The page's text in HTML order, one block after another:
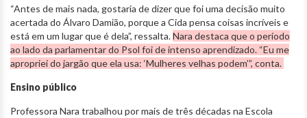
“Antes de mais nada, gostaria de dizer que foi uma decisão muito
acertada do Álvaro Damião, porque a Cida pensa coisas incríveis e
está em um lugar que é dela”, ressalta.Nara destaca que o período
ao lado da parlamentar do Psol foi de intenso aprendizado. “Eu me
apropriei do jargão que ela usa: ‘Mulheres velhas podem’”, conta.
Ensino público
Professora Nara trabalhou por mais de três décadas na Escola